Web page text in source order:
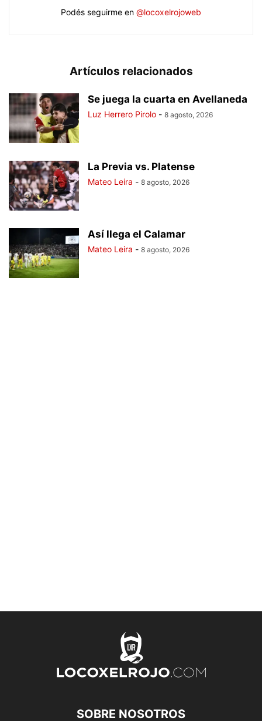
Podés seguirme en @locoxelrojoweb
Artículos relacionados
Se juega la cuarta en Avellaneda
Luz Herrero Pirolo - 8 agosto, 2026
La Previa vs. Platense
Mateo Leira - 8 agosto, 2026
Así llega el Calamar
Mateo Leira - 8 agosto, 2026
SOBRE NOSOTROS